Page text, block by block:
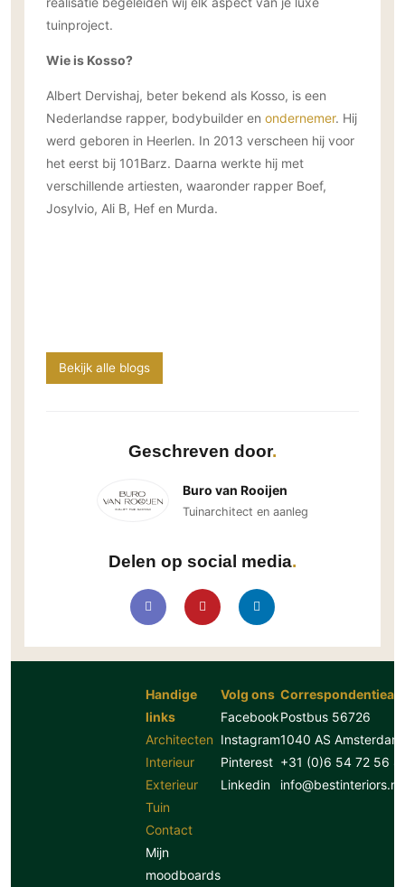
tuinproject.
Wie is Kosso?
Albert Dervishaj, beter bekend als Kosso, is een
Nederlandse rapper, bodybuilder enondernemer. Hij
werd geboren in Heerlen. In 2013 verscheen hij voor
het eerst bij 101Barz. Daarna werkte hij met
verschillende artiesten, waaronder rapper Boef,
Josylvio, Ali B, Hef en Murda.
Bekijk alle blogs
Geschreven door
Buro van Rooijen
Tuinarchitect en aanleg
Delen op social media
Handige
links
Architecten
Interieur
Exterieur
Tuin
Contact
Mijn
moodboards
Volg ons
Facebook
Instagram
Pinterest
Linkedin
Postbus 56726
1040 AS Amsterdam
+31 (0)6 54 72 56
info@bestinteriors.nl